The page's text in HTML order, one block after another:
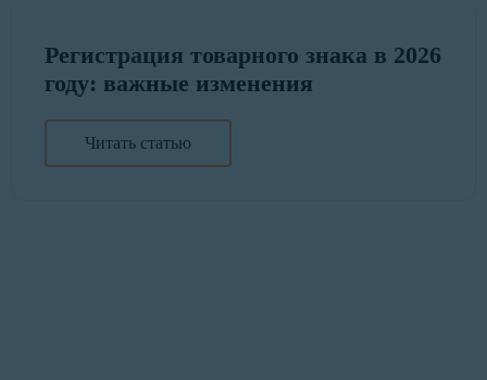
Регистрация товарного знака в 2026
году: важные изменения
Читать статью